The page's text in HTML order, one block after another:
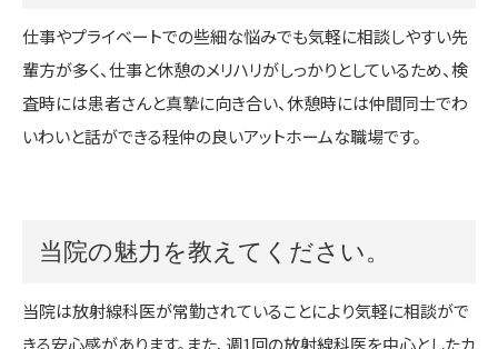
仕事やプライベートでの些細な悩みでも気軽に相談しやすい先
輩方が多く、仕事と休憩のメリハリがしっかりとしているため、検
査時には患者さんと真摯に向き合い、休憩時には仲間同士でわ
いわいと話ができる程仲の良いアットホームな職場です。
当院の魅力を教えてください。
当院は放射線科医が常勤されていることにより気軽に相談がで
きる安心感があります。また、週1回の放射線科医を中心としたカ